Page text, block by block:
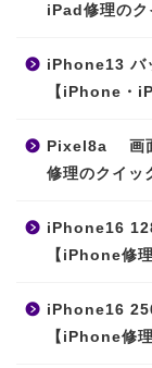
iPad修理のク
iPhone13 バ
【iPhone・
Pixel8a 画
修理のクイッ
iPhone16
【iPhone修
iPhone16
【iPhone修